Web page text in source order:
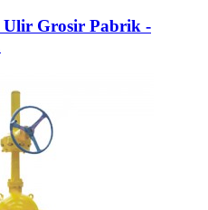
Grosir Pabrik -